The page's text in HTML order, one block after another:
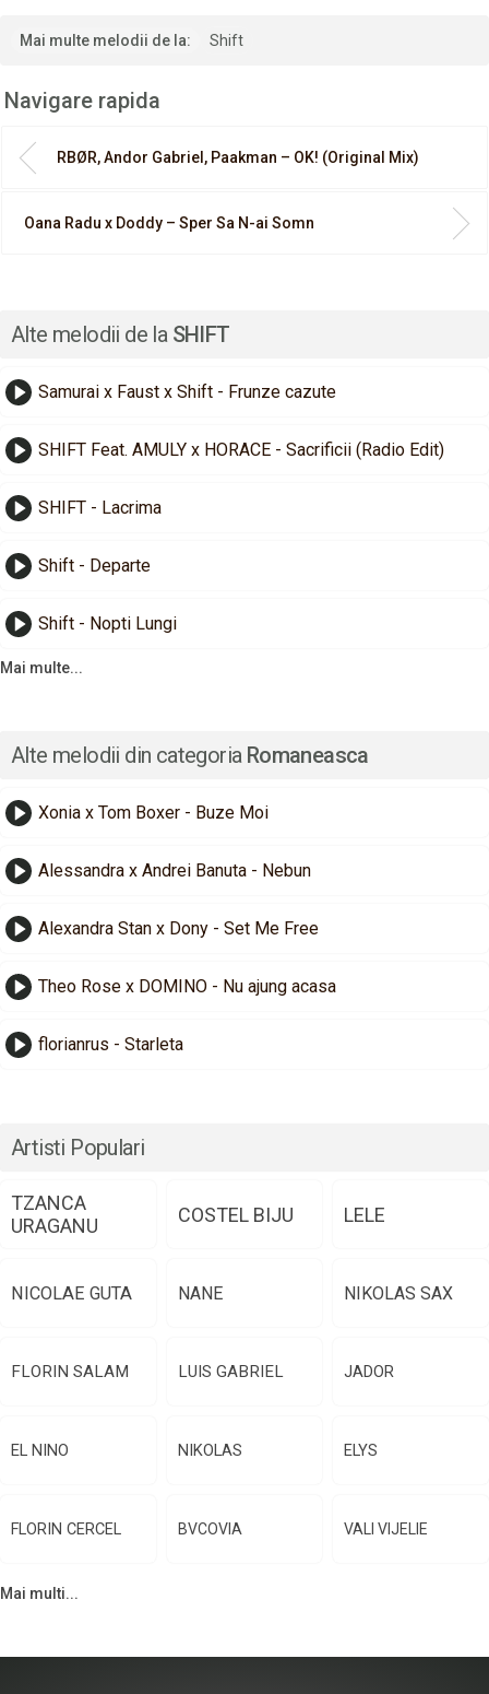
Mai multe melodii de la: Shift
Navigare rapida
RBØR, Andor Gabriel, Paakman – OK! (Original Mix)
Oana Radu x Doddy – Sper Sa N-ai Somn
Alte melodii de la SHIFT
Samurai x Faust x Shift - Frunze cazute
SHIFT Feat. AMULY x HORACE - Sacrificii (Radio Edit)
SHIFT - Lacrima
Shift - Departe
Shift - Nopti Lungi
Mai multe...
Alte melodii din categoria Romaneasca
Xonia x Tom Boxer - Buze Moi
Alessandra x Andrei Banuta - Nebun
Alexandra Stan x Dony - Set Me Free
Theo Rose x DOMINO - Nu ajung acasa
florianrus - Starleta
Artisti Populari
TZANCA
URAGANU
COSTEL BIJU LELE
NICOLAE GUTA NANE NIKOLAS SAX
FLORIN SALAM LUIS GABRIEL JADOR
EL NINO NIKOLAS ELYS
FLORIN CERCEL BVCOVIA VALI VIJELIE
Mai multi...